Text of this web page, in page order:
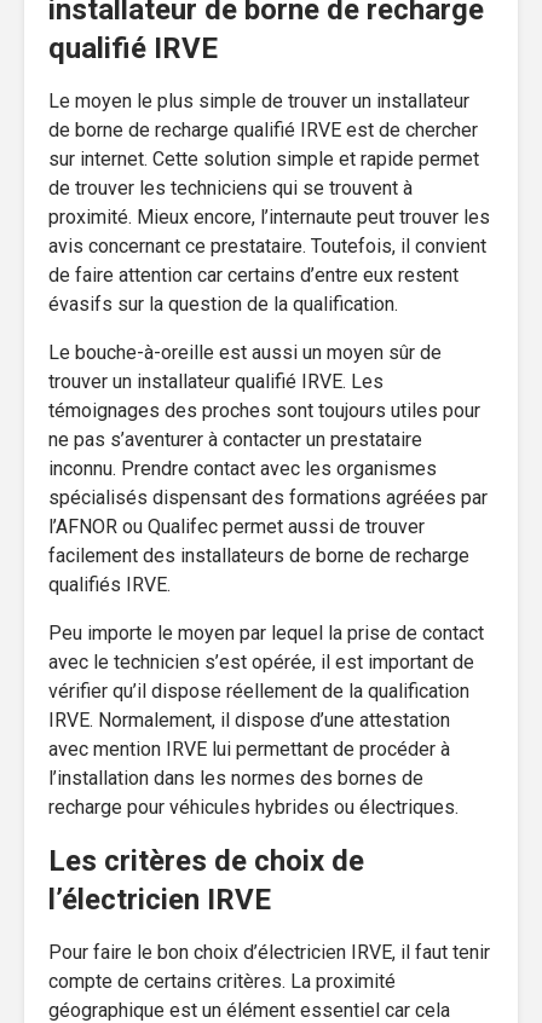
installateur de borne de recharge
qualifié IRVE
Le moyen le plus simple de trouver un installateur
de borne de recharge qualifié IRVE est de chercher
sur internet. Cette solution simple et rapide permet
de trouver les techniciens qui se trouvent à
proximité. Mieux encore, l’internaute peut trouver les
avis concernant ce prestataire. Toutefois, il convient
de faire attention car certains d’entre eux restent
évasifs sur la question de la qualification.
Le bouche-à-oreille est aussi un moyen sûr de
trouver un installateur qualifié IRVE. Les
témoignages des proches sont toujours utiles pour
ne pas s’aventurer à contacter un prestataire
inconnu. Prendre contact avec les organismes
spécialisés dispensant des formations agréées par
l’AFNOR ou Qualifec permet aussi de trouver
facilement des installateurs de borne de recharge
qualifiés IRVE.
Peu importe le moyen par lequel la prise de contact
avec le technicien s’est opérée, il est important de
vérifier qu’il dispose réellement de la qualification
IRVE. Normalement, il dispose d’une attestation
avec mention IRVE lui permettant de procéder à
l’installation dans les normes des bornes de
recharge pour véhicules hybrides ou électriques.
Les critères de choix de
l’électricien IRVE
Pour faire le bon choix d’électricien IRVE, il faut tenir
compte de certains critères. La proximité
géographique est un élément essentiel car cela